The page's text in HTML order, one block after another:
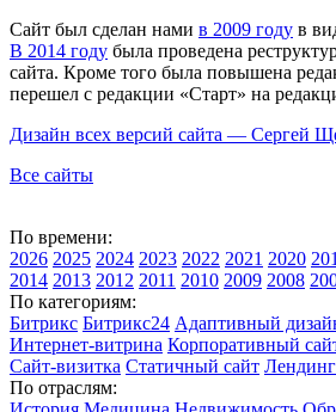
Сайт был сделан нами в 2009 году в
В 2014 году была проведена
сайта. Кроме того была повышена
перешел с редакции «Старт» на
Дизайн всех версий сайта — Сергей
Все сайты
По времени:
2026 2025 2024 2023 2022 2021 2020
2014 2013 2012 2011 2010 2009 2008
По категориям:
Битрикс Битрикс24 Адаптивный
Интернет-витрина Корпоративный
Сайт-визитка Статичный сайт
По отраслям: